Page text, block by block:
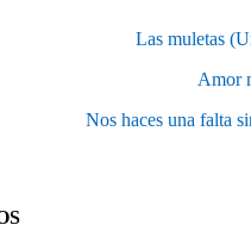
Las muletas
Amor
Nos haces una falta